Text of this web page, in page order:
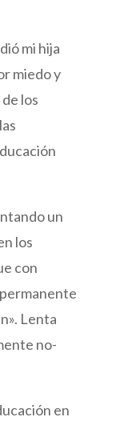
mi hija
miedo y
los
un
los
con
Lenta
no-
en